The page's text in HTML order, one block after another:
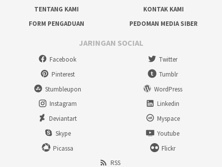
TENTANG KAMI
KONTAK KAMI
FORM PENGADUAN
PEDOMAN MEDIA SIBER
JARINGAN SOCIAL
Facebook
Twitter
Pinterest
Tumblr
Stumbleupon
WordPress
Instagram
Linkedin
Deviantart
Myspace
Skype
Youtube
Picassa
Flickr
RSS